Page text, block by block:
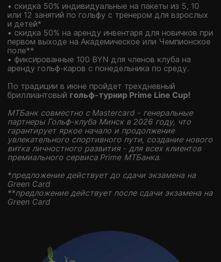
• скидка 50% индивидуальные на пакеты из 5, 10
или 12 занятий по гольфу с тренером для взрослых
и детей*
• скидка 50% на аренду инвентаря для новичков при
первом выходе на Академическое или Чемпионское
поле**
• фиксированные 100 BYN для членов клуба на
аренду гольф-каров с понедельника по среду.
По традиции в июне пройдет трехдневный
бриллиантовый гольф-турнир Prime Line Cup!
МТБанк совместно с Mastercard - генеральные
партнеры Гольф-клуба Минск в 2026 году, что
гарантирует яркое начало и продолжение
увлекательного спортивного пути, создание нового
витка личностного развития - для всех клиентов
премиального сервиса Prime МТБанка.
*предложение действует до сдачи экзамена на
Green Card
**предложение действует после сдачи экзамена на
Green Card